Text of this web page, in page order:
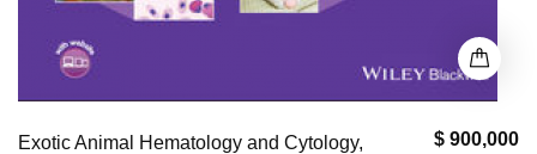
$ 900,000
Exotic Animal Hematology and Cytology,